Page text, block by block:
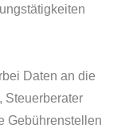
Daten an die
Steuerberater
Gebührenstellen